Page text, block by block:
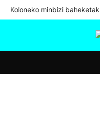
Koloneko minbizi baheketak